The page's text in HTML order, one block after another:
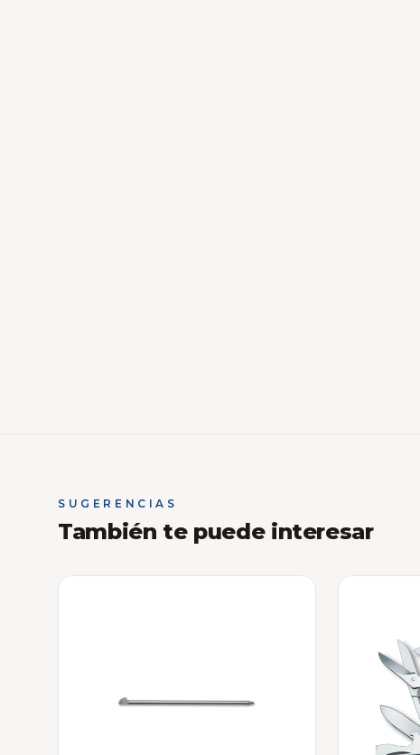
SUGERENCIAS
También te puede interesar